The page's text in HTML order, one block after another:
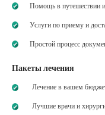
Помощь в путешествии
Услуги по приему и
Простой процесс
Пакеты лечения
Лечение в вашем
Лучшие врачи и